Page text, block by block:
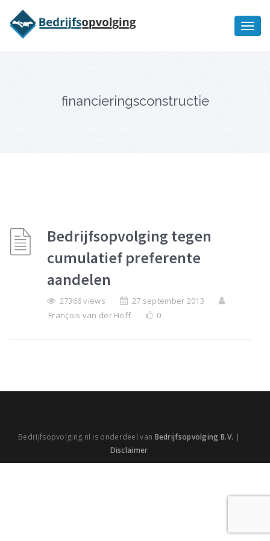
financieringsconstructie
Bedrijfsopvolging tegen
cumulatief preferente
aandelen
27366 views
27 september 2013
François van der Hoff
0
Bedrijfsopvolging.nl is onderdeel van Bedrijfsopvolging B.V. |
Disclaimer
bedrijfsopvolging voor fiscaal
juridisch advies
Ik wil meer informatie